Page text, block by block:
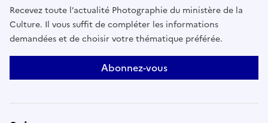
Recevez toute l’actualité Photographie du ministère de la
Culture. Il vous suffit de compléter les informations
demandées et de choisir votre thématique préférée.
Abonnez-vous